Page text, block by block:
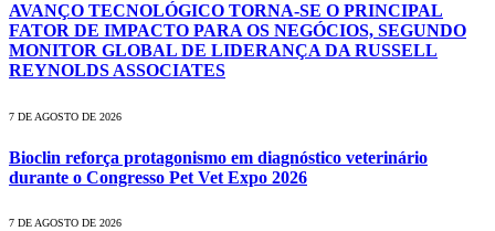
AVANÇO TECNOLÓGICO TORNA-SE O PRINCIPAL
FATOR DE IMPACTO PARA OS NEGÓCIOS, SEGUNDO
MONITOR GLOBAL DE LIDERANÇA DA RUSSELL
REYNOLDS ASSOCIATES
7 DE AGOSTO DE 2026
Bioclin reforça protagonismo em diagnóstico veterinário
durante o Congresso Pet Vet Expo 2026
7 DE AGOSTO DE 2026